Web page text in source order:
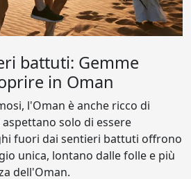
battuti: Gemme
in Oman
l'Oman è anche ricco di
solo di essere
fuori dai sentieri battuti offrono
unica, lontano dalle folle e più
dell'Oman.